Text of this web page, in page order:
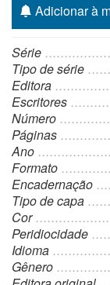
Adicionar à
Série
Tipo de série
Editora
Escritores
Número
Páginas
Ano
Formato
Encadernação
Tipo de capa
Cor
Peridiocidade
Idioma
Gênero